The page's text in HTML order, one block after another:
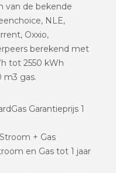
van de bekende
NLE,
Oxxio,
berekend met
tot 2550 kWh
m3 gas.
Garantieprijs 1
+ Gas
en Gas tot 1 jaar